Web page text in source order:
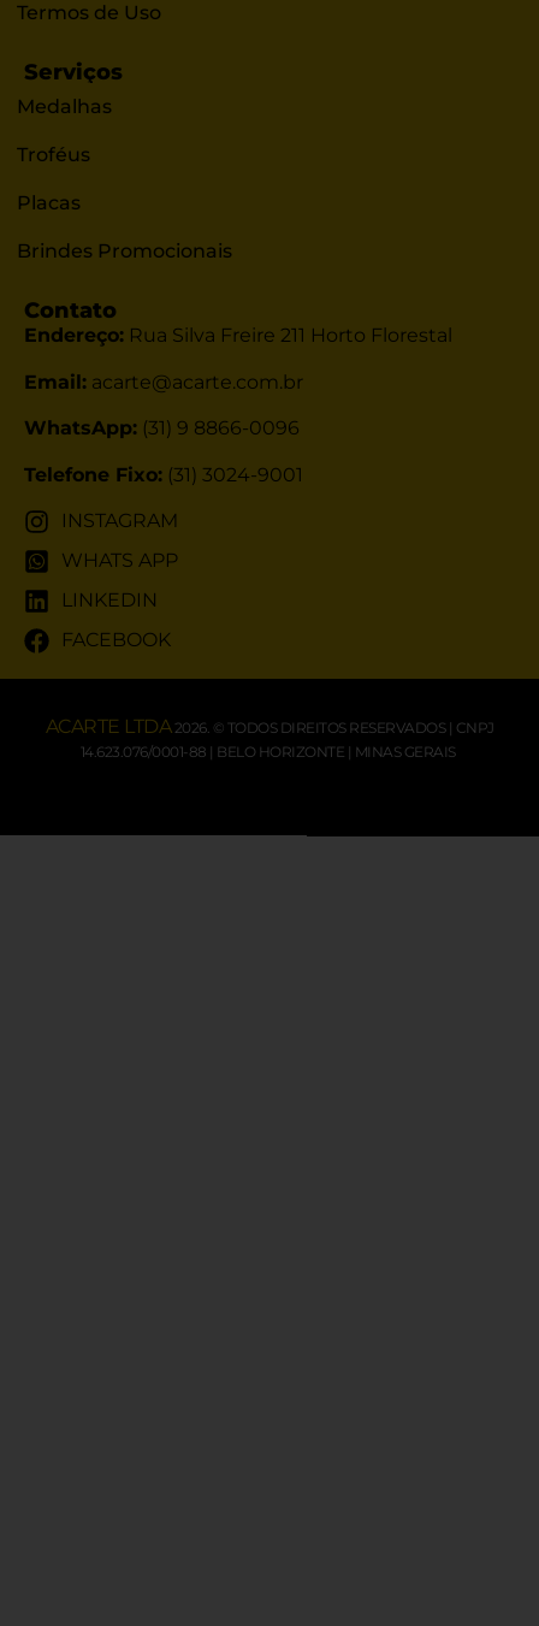
Termos de Uso
Serviços
Medalhas
Troféus
Placas
Brindes Promocionais
Contato
Endereço: Rua Silva Freire 211 Horto Florestal
Email: acarte@acarte.com.br
WhatsApp: (31) 9 8866-0096
Telefone Fixo: (31) 3024-9001
INSTAGRAM
WHATS APP
LINKEDIN
FACEBOOK
ACARTE LTDA2026. © TODOS DIREITOS RESERVADOS | CNPJ
14.623.076/0001-88 | BELO HORIZONTE | MINAS GERAIS